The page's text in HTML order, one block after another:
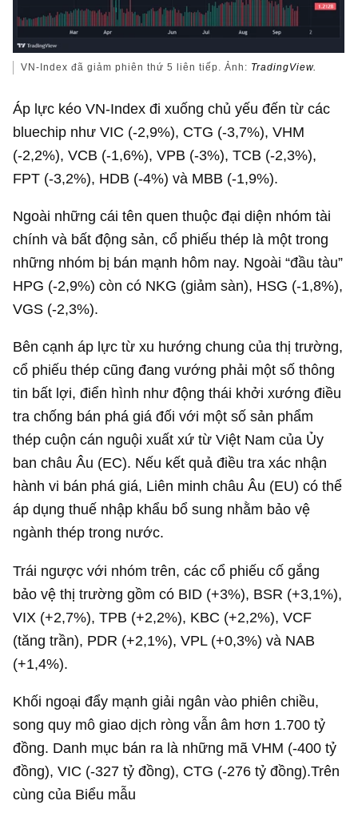
VN-Index đã giảm phiên thứ 5 liên tiếp. Ảnh: TradingView.
Áp lực kéo VN-Index đi xuống chủ yếu đến từ các
bluechip như VIC (-2,9%), CTG (-3,7%), VHM
(-2,2%), VCB (-1,6%), VPB (-3%), TCB (-2,3%),
FPT (-3,2%), HDB (-4%) và MBB (-1,9%).
Ngoài những cái tên quen thuộc đại diện nhóm tài
chính và bất động sản, cổ phiếu thép là một trong
những nhóm bị bán mạnh hôm nay. Ngoài “đầu tàu”
HPG (-2,9%) còn có NKG (giảm sàn), HSG (-1,8%),
VGS (-2,3%).
Bên cạnh áp lực từ xu hướng chung của thị trường,
cổ phiếu thép cũng đang vướng phải một số thông
tin bất lợi, điển hình như động thái khởi xướng điều
tra chống bán phá giá đối với một số sản phẩm
thép cuộn cán nguội xuất xứ từ Việt Nam của Ủy
ban châu Âu (EC). Nếu kết quả điều tra xác nhận
hành vi bán phá giá, Liên minh châu Âu (EU) có thể
áp dụng thuế nhập khẩu bổ sung nhằm bảo vệ
ngành thép trong nước.
Trái ngược với nhóm trên, các cổ phiếu cố gắng
bảo vệ thị trường gồm có BID (+3%), BSR (+3,1%),
VIX (+2,7%), TPB (+2,2%), KBC (+2,2%), VCF
(tăng trần), PDR (+2,1%), VPL (+0,3%) và NAB
(+1,4%).
Khối ngoại đẩy mạnh giải ngân vào phiên chiều,
song quy mô giao dịch ròng vẫn âm hơn 1.700 tỷ
đồng. Danh mục bán ra là những mã VHM (-400 tỷ
đồng), VIC (-327 tỷ đồng), CTG (-276 tỷ đồng).Trên
cùng của Biểu mẫu